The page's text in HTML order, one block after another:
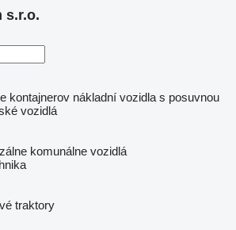
s.r.o.
kontajnerov nákladní vozidla s posuvnou
vozidlá
komunálne vozidlá
traktory